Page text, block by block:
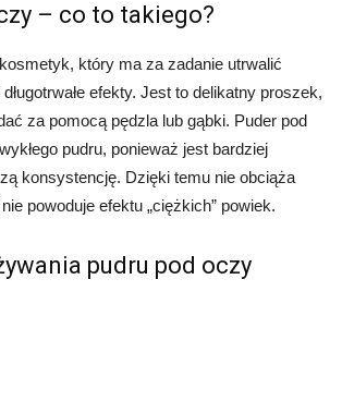
– co to takiego?
który ma za zadanie utrwalić
efekty. Jest to delikatny proszek,
za pomocą pędzla lub gąbki. Puder pod
pudru, ponieważ jest bardziej
konsystencję. Dzięki temu nie obciąża
powoduje efektu „ciężkich” powiek.
pudru pod oczy